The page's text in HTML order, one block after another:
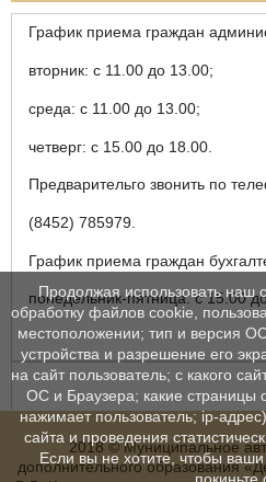
График приема граждан
вторник: с 11.00 до 13.00;
среда: с 11.00 до 13.00;
четверг: с 15.00 до 18.00.
Предварительго звонить по
(8452) 785979.
График приема граждан
понедельник-пятница: с 15.00
2018 © Муниципальное
дополнительного образования
Продолжая использовать наш
обработку файлов cookie,
местоположении; тип и версия
устройства и разрешение его
на сайт пользователь; с какого
ОС и Браузера; какие страницы
нажимает пользователь; ip-
сайта и проведения
Если вы не хотите, чтобы